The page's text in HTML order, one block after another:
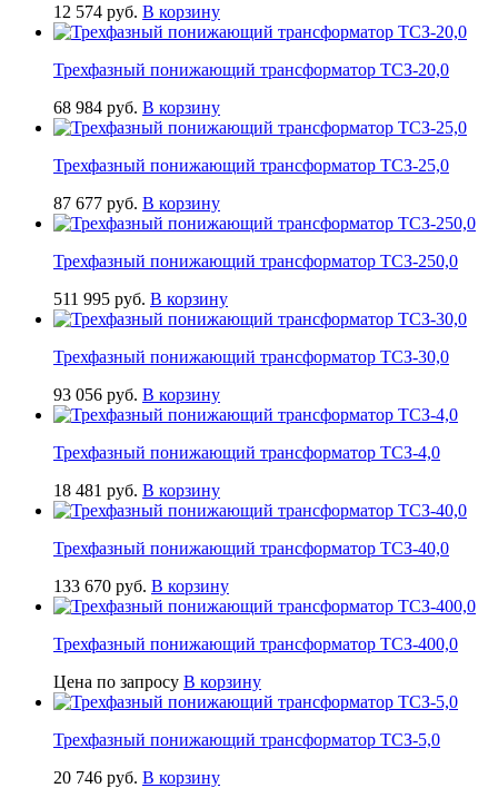
12 574 руб. В корзину
Трехфазный понижающий трансформатор ТСЗ-20,0
68 984 руб. В корзину
Трехфазный понижающий трансформатор ТСЗ-25,0
87 677 руб. В корзину
Трехфазный понижающий трансформатор ТСЗ-250,0
511 995 руб. В корзину
Трехфазный понижающий трансформатор ТСЗ-30,0
93 056 руб. В корзину
Трехфазный понижающий трансформатор ТСЗ-4,0
18 481 руб. В корзину
Трехфазный понижающий трансформатор ТСЗ-40,0
133 670 руб. В корзину
Трехфазный понижающий трансформатор ТСЗ-400,0
Цена по запросу В корзину
Трехфазный понижающий трансформатор ТСЗ-5,0
20 746 руб. В корзину